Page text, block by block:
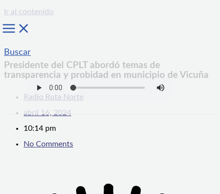
Ir al contenido
Buscar
Presidente del CPLT abordó temas de
transparencia y probidad en municipio de Vicuña
Radio Ruta Norte
abril 16, 2024
10:14 pm
No Comments